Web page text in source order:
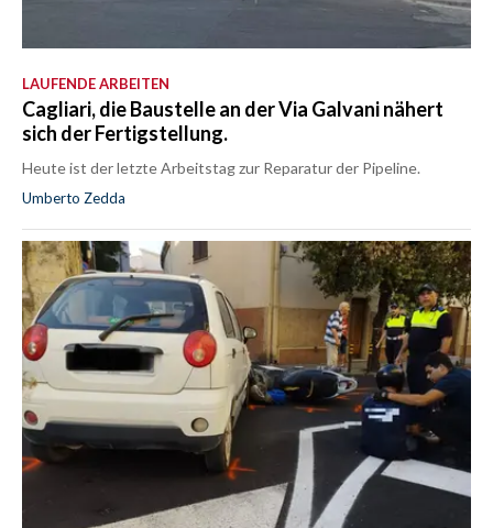
LAUFENDE ARBEITEN
Cagliari, die Baustelle an der Via Galvani nähert
sich der Fertigstellung.
Heute ist der letzte Arbeitstag zur Reparatur der Pipeline.
Umberto Zedda